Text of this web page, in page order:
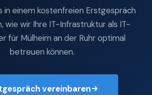
in einem kostenfreien Erstgespräch
wie wir Ihre IT-Infrastruktur als IT-
für Mülheim an der Ruhr optimal
betreuen können.
vereinbaren